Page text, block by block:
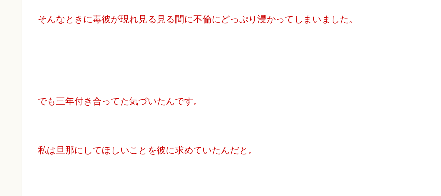
そんなときに毒彼が現れ見る見る間に不倫にどっぷり浸かってしまいました。
でも三年付き合ってた気づいたんです。
私は旦那にしてほしいことを彼に求めていたんだと。